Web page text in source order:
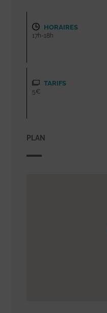
HORAIRES
17h-18h
TARIFS
5€
PLAN